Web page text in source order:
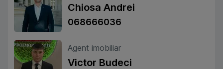
Chiosa Andrei
068666036
Agent imobiliar
Victor Budeci